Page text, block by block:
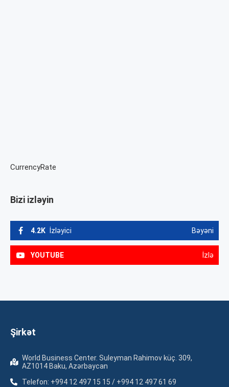
CurrencyRate
Bizi izləyin
4.2K İzləyici Bəyəni
YOUTUBE İzlə
Şirkət
World Business Center. Suleyman Rahimov küç. 309,
AZ1014 Baku, Azərbaycan
Telefon: +994 12 497 15 15 / +994 12 497 61 69